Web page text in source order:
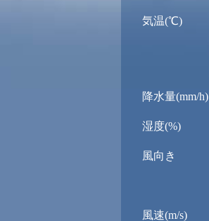
気温(℃)
降水量(mm/h)
湿度(%)
風向き
風速(m/s)